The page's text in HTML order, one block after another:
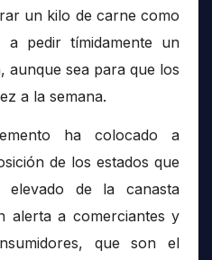
un kilo de carne como
a pedir tímidamente un
aunque sea para que los
a la semana.
ha colocado a
de los estados que
de la canasta
alerta a comerciantes y
que son el